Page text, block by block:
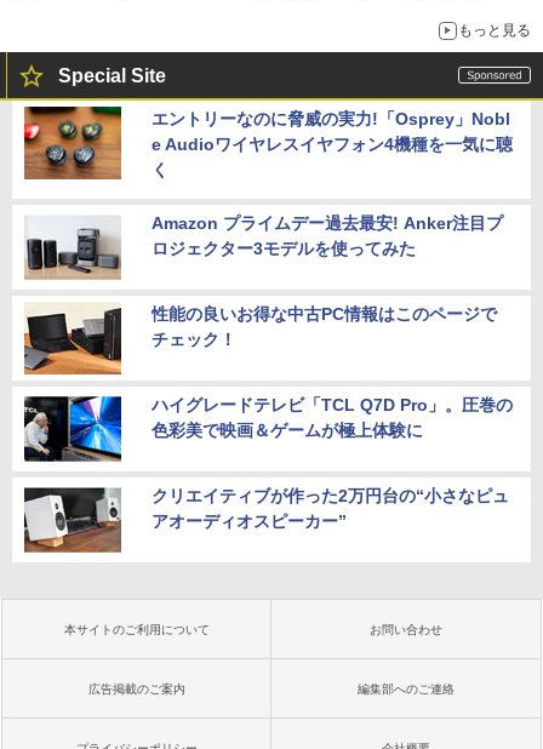
もっと見る
Special Site
エントリーなのに脅威の実力!「Osprey」Nobl
e Audioワイヤレスイヤフォン4機種を一気に聴
く
Amazon プライムデー過去最安! Anker注目プ
ロジェクター3モデルを使ってみた
性能の良いお得な中古PC情報はこのページで
チェック！
ハイグレードテレビ「TCL Q7D Pro」。圧巻の
色彩美で映画＆ゲームが極上体験に
クリエイティブが作った2万円台の“小さなピュ
アオーディオスピーカー”
本サイトのご利用について お問い合わせ
広告掲載のご案内 編集部へのご連絡